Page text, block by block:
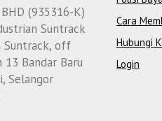
BHD (935316-K)
Suntrack
Suntrack, off
13 Bandar Baru
Selangor
Cara
Hubungi
Login